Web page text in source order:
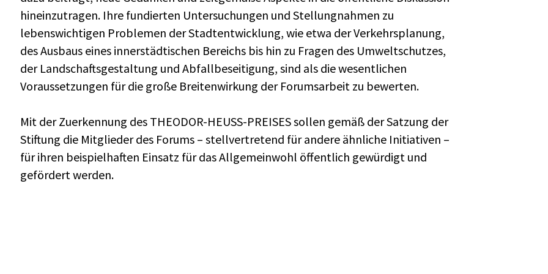
hineinzutragen. Ihre fundierten Untersuchungen und Stellungnahmen zu
lebenswichtigen Problemen der Stadtentwicklung, wie etwa der Verkehrsplanung,
des Ausbaus eines innerstädtischen Bereichs bis hin zu Fragen des Umweltschutzes,
der Landschaftsgestaltung und Abfallbeseitigung, sind als die wesentlichen
Voraussetzungen für die große Breitenwirkung der Forumsarbeit zu bewerten.
Mit der Zuerkennung des THEODOR-HEUSS-PREISES sollen gemäß der Satzung der
Stiftung die Mitglieder des Forums – stellvertretend für andere ähnliche Initiativen –
für ihren beispielhaften Einsatz für das Allgemeinwohl öffentlich gewürdigt und
gefördert werden.